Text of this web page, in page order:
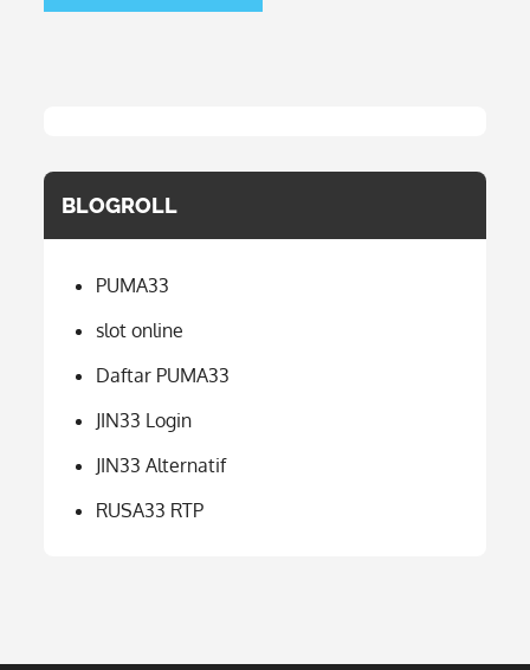
BLOGROLL
PUMA33
slot online
Daftar PUMA33
JIN33 Login
JIN33 Alternatif
RUSA33 RTP